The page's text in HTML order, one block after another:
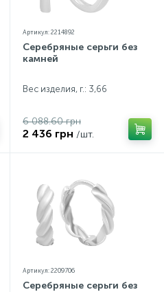
Артикул: 2214892
Серебряные серьги без
камней
Вес изделия, г.: 3,66
6 088.60 грн
2 436 грн /шт.
Артикул: 2209706
Серебряные серьги без